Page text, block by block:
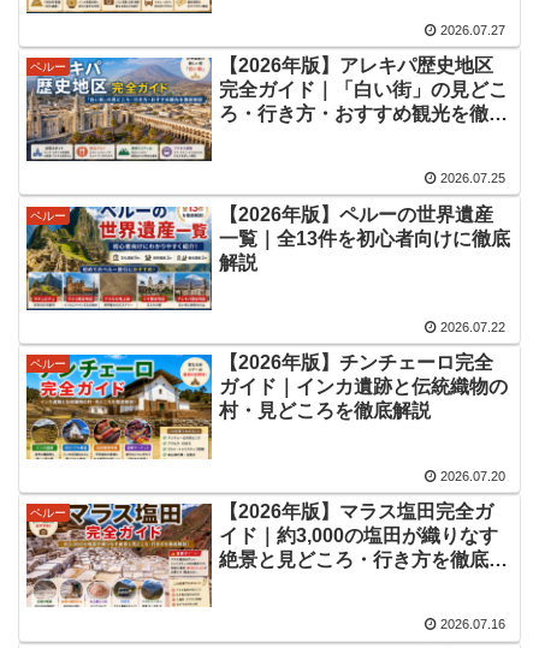
2026.07.27
ペルー
【2026年版】アレキパ歴史地区
完全ガイド｜「白い街」の見どこ
ろ・行き方・おすすめ観光を徹底
2026.07.25
ペルー
【2026年版】ペルーの世界遺産
一覧｜全13件を初心者向けに徹底
解説
2026.07.22
ペルー
【2026年版】チンチェーロ完全
ガイド｜インカ遺跡と伝統織物の
村・見どころを徹底解説
2026.07.20
ペルー
【2026年版】マラス塩田完全ガ
イド｜約3,000の塩田が織りなす
絶景と見どころ・行き方を徹底解
2026.07.16